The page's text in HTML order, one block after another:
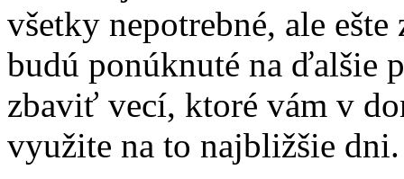
všetky nepotrebné, ale
budú ponúknuté na ďalšie
zbaviť vecí, ktoré vám v
využite na to najbližšie dni.